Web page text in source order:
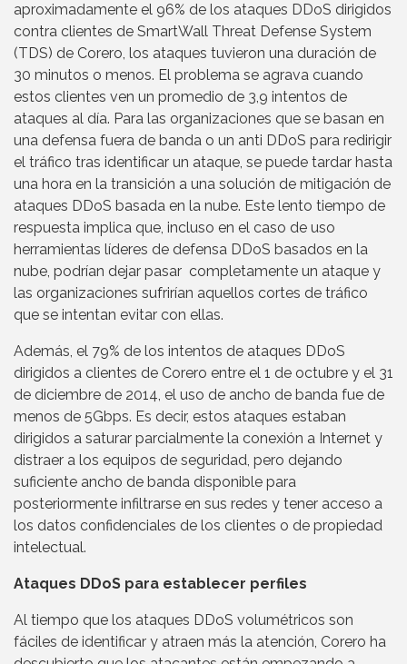
aproximadamente el 96% de los ataques DDoS dirigidos
contra clientes de SmartWall Threat Defense System
(TDS) de Corero, los ataques tuvieron una duración de
30 minutos o menos. El problema se agrava cuando
estos clientes ven un promedio de 3,9 intentos de
ataques al día. Para las organizaciones que se basan en
una defensa fuera de banda o un anti DDoS para redirigir
el tráfico tras identificar un ataque, se puede tardar hasta
una hora en la transición a una solución de mitigación de
ataques DDoS basada en la nube. Este lento tiempo de
respuesta implica que, incluso en el caso de uso
herramientas líderes de defensa DDoS basados en la
nube, podrían dejar pasar completamente un ataque y
las organizaciones sufrirían aquellos cortes de tráfico
que se intentan evitar con ellas.
Además, el 79% de los intentos de ataques DDoS
dirigidos a clientes de Corero entre el 1 de octubre y el 31
de diciembre de 2014, el uso de ancho de banda fue de
menos de 5Gbps. Es decir, estos ataques estaban
dirigidos a saturar parcialmente la conexión a Internet y
distraer a los equipos de seguridad, pero dejando
suficiente ancho de banda disponible para
posteriormente infiltrarse en sus redes y tener acceso a
los datos confidenciales de los clientes o de propiedad
intelectual.
Ataques DDoS para establecer perfiles
Al tiempo que los ataques DDoS volumétricos son
fáciles de identificar y atraen más la atención, Corero ha